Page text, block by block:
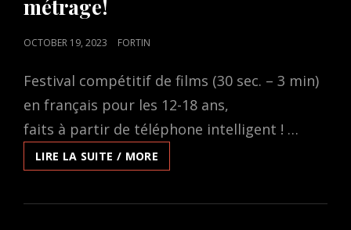
métrage!
POSTED
OCTOBER 19, 2023 FORTIN
Festival compétitif de films (30 sec. – 3 min)
en français pour les 12-18 ans,
faits à partir de téléphone intelligent ! …
LIRE LA SUITE / MORE
CONCOURS
DANS